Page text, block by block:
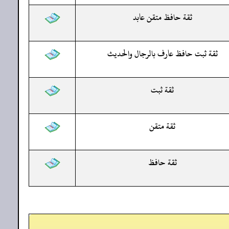
ثقة حافظ متقن عابد
ثقة ثبت حافظ عارف بالرجال والحديث
ثقة ثبت
ثقة متقن
ثقة حافظ